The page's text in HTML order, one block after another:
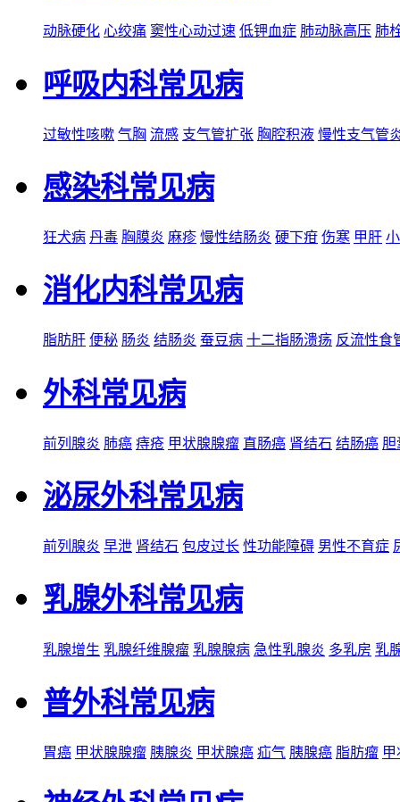
动脉硬化 心绞痛 窦性心动过速 低钾血症 肺动脉高压 肺
呼吸内科常见病
过敏性咳嗽 气胸 流感 支气管扩张 胸腔积液 慢性支气管
感染科常见病
狂犬病 丹毒 胸膜炎 麻疹 慢性结肠炎 硬下疳 伤寒 甲肝
消化内科常见病
脂肪肝 便秘 肠炎 结肠炎 蚕豆病 十二指肠溃疡 反流性食
外科常见病
前列腺炎 肺癌 痔疮 甲状腺腺瘤 直肠癌 肾结石 结肠癌 胆
泌尿外科常见病
前列腺炎 早泄 肾结石 包皮过长 性功能障碍 男性不育症
乳腺外科常见病
乳腺增生 乳腺纤维腺瘤 乳腺腺病 急性乳腺炎 多乳房 乳
普外科常见病
胃癌 甲状腺腺瘤 胰腺炎 甲状腺癌 疝气 胰腺癌 脂肪瘤